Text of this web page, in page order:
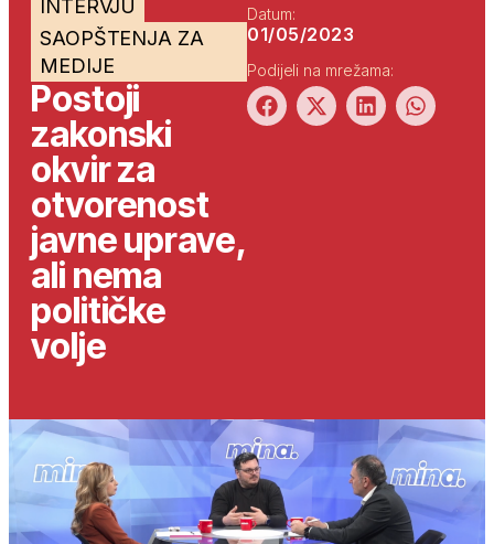
INTERVJU
SAOPŠTENJA ZA
MEDIJE
Postoji
zakonski
okvir za
otvorenost
javne uprave,
ali nema
političke
volje
Datum:
01/05/2023
Podijeli na mrežama: